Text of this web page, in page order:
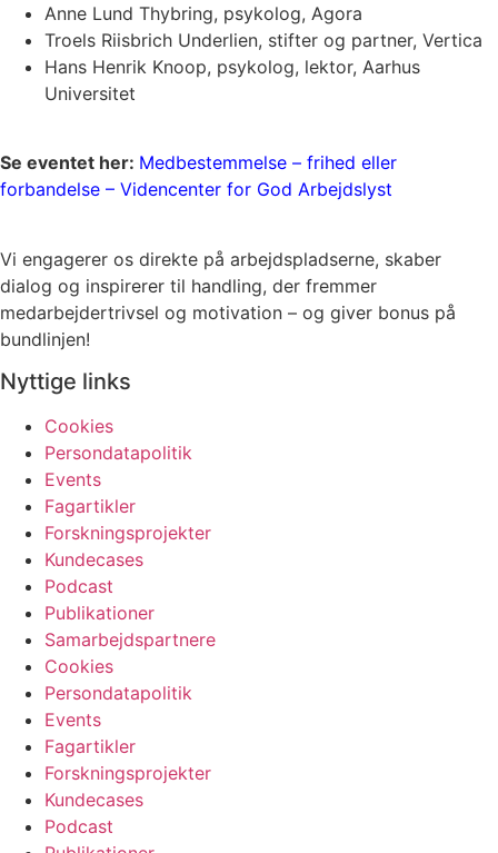
Anne Lund Thybring, psykolog, Agora
Troels Riisbrich Underlien, stifter og partner, Vertica
Hans Henrik Knoop, psykolog, lektor, Aarhus
Universitet
Se eventet her: Medbestemmelse – frihed eller
forbandelse – Videncenter for God Arbejdslyst
Vi engagerer os direkte på arbejdspladserne, skaber
dialog og inspirerer til handling, der fremmer
medarbejdertrivsel og motivation – og giver bonus på
bundlinjen!
Nyttige links
Cookies
Persondatapolitik
Events
Fagartikler
Forskningsprojekter
Kundecases
Podcast
Publikationer
Samarbejdspartnere
Cookies
Persondatapolitik
Events
Fagartikler
Forskningsprojekter
Kundecases
Podcast